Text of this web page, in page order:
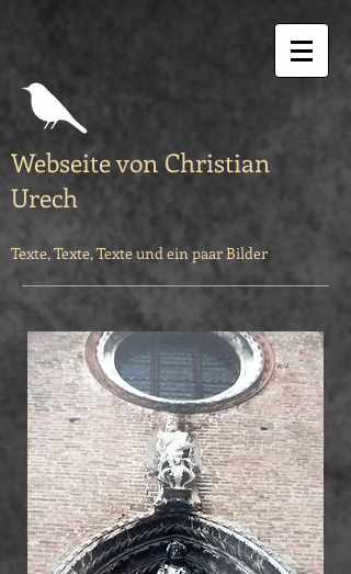
Webseite von Christian
Urech
Texte, Texte, Texte und ein paar Bilder